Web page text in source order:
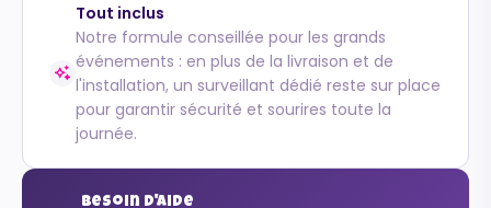
Tout inclus
Notre formule conseillée pour les grands
événements : en plus de la livraison et de
l'installation, un surveillant dédié reste sur place
pour garantir sécurité et sourires toute la
journée.
Besoin d'aide